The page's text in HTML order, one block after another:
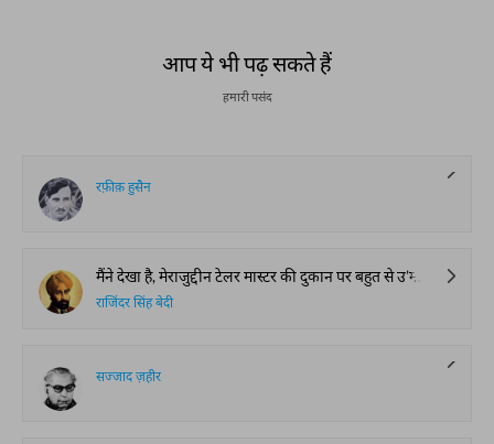
आप ये भी पढ़ सकते हैं
हमारी पसंद
रफ़ीक़ हुसैन
मैंने देखा है, मेराजुद्दीन टेलर मास्टर की दुकान पर बहुत से उ’म्दा-उ’म्दा सूट आवेज़ाँ होते हैं। उन्हें देखकर अक्सर मेरे दिल में ख़याल पैदा होता है कि मेरा अपना गर्म कोट बिल्कुल फट गया है और इस साल हाथ तंग होने के बावजूद मुझे एक नया गर्म कोट ज़रूर सिलवा लेना चाहिए। टेलर मास्टर की दुकान के सामने से गुज़रने या अपने महकमे की तफ़रीह क्लब में जाने से गुरेज़ करूँ तो मुमकिन है, मुझे गर्म कोट का ख़याल भी न आये, क्योंकि क्लब में जब सन्ता सिंह और यज़दानी के कोटों के नफ़ीस वर्सटेड (Worsted) मेरे समंद-ए-तख़य्युल पे ताज़ियाने लगाते हैं तो मैं अपने कोट की बोसीदगी को शदीद तौर पर महसूस करने लगता हूँ। या’नी वो पहले से कहीं ज़ियादा फट गया है।
राजिंदर सिंह बेदी
सज्जाद ज़हीर